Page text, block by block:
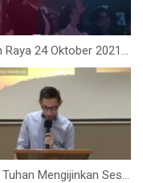
Ibadah Raya 24 Oktober 2021 (Pdt. Rubin Ong)
Ketika Tuhan Mengijinkan Sesuatu Terjadi (Bapak Petrus Tedy)